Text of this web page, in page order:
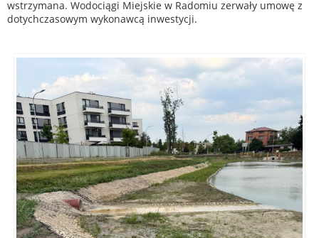
wstrzymana. Wodociągi Miejskie w Radomiu zerwały umowę z
dotychczasowym wykonawcą inwestycji.